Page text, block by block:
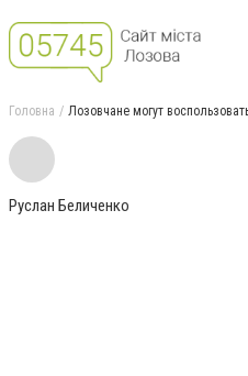
Головна Лозовчане могут
Руслан Беличенко